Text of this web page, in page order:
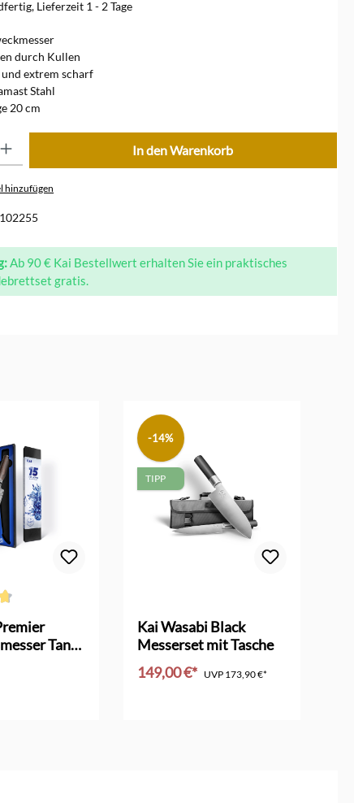
Lieferzeit 1 - 2 Tage
durch Kullen
extrem scharf
Stahl
20 cm
In den Warenkorb
hinzufügen
102255
Ab 90 € Kai Bestellwert erhalten Sie ein praktisches
gratis.
Tanto
-14%
TIPP
Kai Wasabi Black
Messerset mit Tasche
149,00 €* UVP 173,90 €*